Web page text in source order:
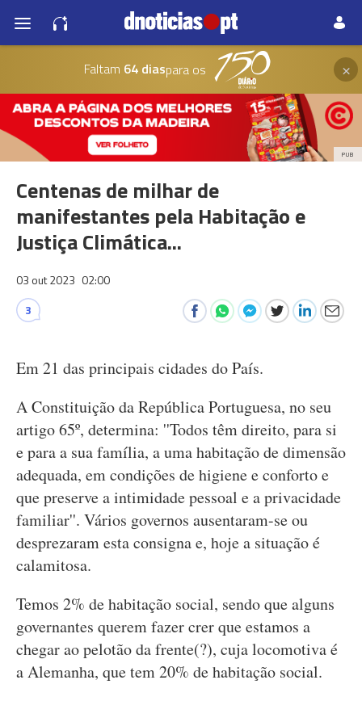
Faltam 64 diaspara os ×
PUB
Centenas de milhar de
manifestantes pela Habitação e
Justiça Climática...
03 out 2023 02:00
3
Em 21 das principais cidades do País.
A Constituição da República Portuguesa, no seu
artigo 65º, determina: ''Todos têm direito, para si
e para a sua família, a uma habitação de dimensão
adequada, em condições de higiene e conforto e
que preserve a intimidade pessoal e a privacidade
familiar''. Vários governos ausentaram-se ou
desprezaram esta consigna e, hoje a situação é
calamitosa.
Temos 2% de habitação social, sendo que alguns
governantes querem fazer crer que estamos a
chegar ao pelotão da frente(?), cuja locomotiva é
a Alemanha, que tem 20% de habitação social.